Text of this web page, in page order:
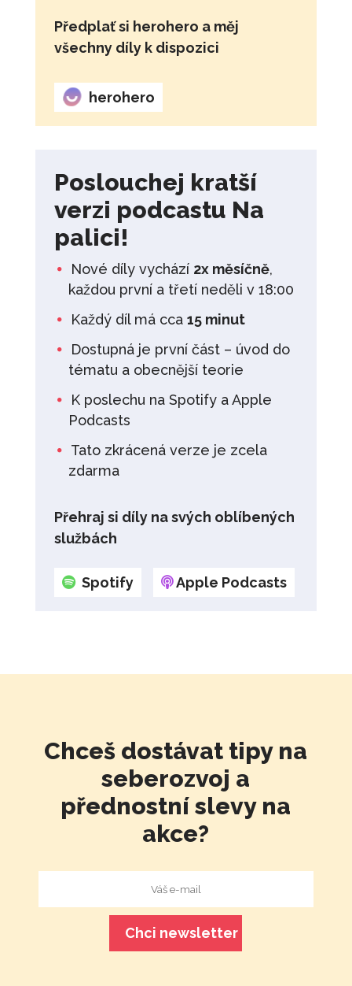
Předplať si herohero a měj
všechny díly k dispozici
herohero
Poslouchej kratší
verzi podcastu Na
palici!
Nové díly vychází 2x měsíčně,
každou první a třetí neděli v 18:00
Každý díl má cca15 minut
Dostupná je první část – úvod do
tématu a obecnější teorie
K poslechu na Spotify a Apple
Podcasts
Tato zkrácená verze je zcela
zdarma
Přehraj si díly na svých oblíbených
službách
Spotify Apple Podcasts
Chceš dostávat tipy na
seberozvoj a
přednostní slevy na
akce?